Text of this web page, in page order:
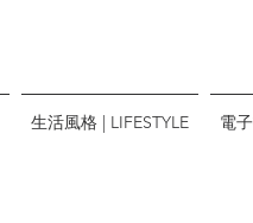
生活風格 | LIFESTYLE 電